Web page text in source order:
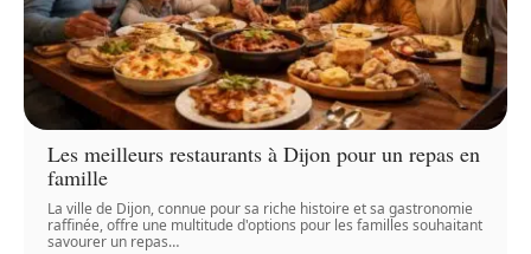
Les meilleurs restaurants à Dijon pour un repas en
famille
La ville de Dijon, connue pour sa riche histoire et sa gastronomie
raffinée, offre une multitude d'options pour les familles souhaitant
savourer un repas…